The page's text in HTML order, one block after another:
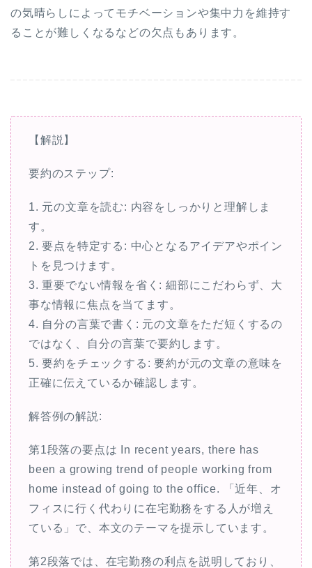
の気晴らしによってモチベーションや集中力を維持す
ることが難しくなるなどの欠点もあります。
【解説】
要約のステップ:
1. 元の文章を読む: 内容をしっかりと理解しま
す。
2. 要点を特定する: 中心となるアイデアやポイン
トを見つけます。
3. 重要でない情報を省く: 細部にこだわらず、大
事な情報に焦点を当てます。
4. 自分の言葉で書く: 元の文章をただ短くするの
ではなく、自分の言葉で要約します。
5. 要約をチェックする: 要約が元の文章の意味を
正確に伝えているか確認します。
解答例の解説:
第1段落の要点は In recent years, there has
been a growing trend of people working from
home instead of going to the office. 「近年、オ
フィスに行く代わりに在宅勤務をする人が増え
ている」で、本文のテーマを提示しています。
第2段落では、在宅勤務の利点を説明しており、